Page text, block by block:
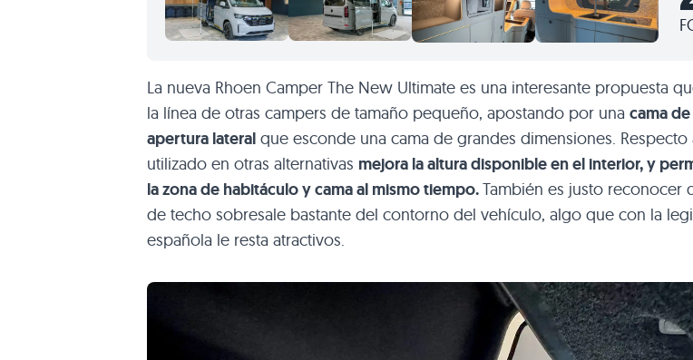
La nueva Rhoen Camper The New Ultimate es una interesante propuesta
la línea de otras campers de tamaño pequeño, apostando por una cama
apertura lateral que esconde una cama de grandes dimensiones. Respecto
utilizado en otras alternativas mejora la altura disponible en el interior, y
la zona de habitáculo y cama al mismo tiempo.También es justo reconocer
de techo sobresale bastante del contorno del vehículo, algo que con la
española le resta atractivos.